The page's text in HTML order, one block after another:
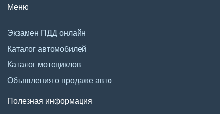
Меню
Экзамен ПДД онлайн
Каталог автомобилей
Каталог мотоциклов
Объявления о продаже авто
Полезная информация